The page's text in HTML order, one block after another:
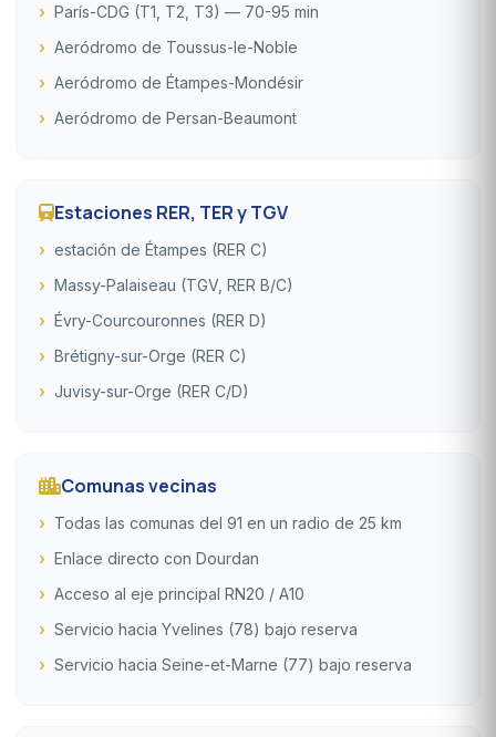
París-CDG (T1, T2, T3) — 70-95 min
Aeródromo de Toussus-le-Noble
Aeródromo de Étampes-Mondésir
Aeródromo de Persan-Beaumont
Estaciones RER, TER y TGV
estación de Étampes (RER C)
Massy-Palaiseau (TGV, RER B/C)
Évry-Courcouronnes (RER D)
Brétigny-sur-Orge (RER C)
Juvisy-sur-Orge (RER C/D)
Comunas vecinas
Todas las comunas del 91 en un radio de 25 km
Enlace directo con Dourdan
Acceso al eje principal RN20 / A10
Servicio hacia Yvelines (78) bajo reserva
Servicio hacia Seine-et-Marne (77) bajo reserva